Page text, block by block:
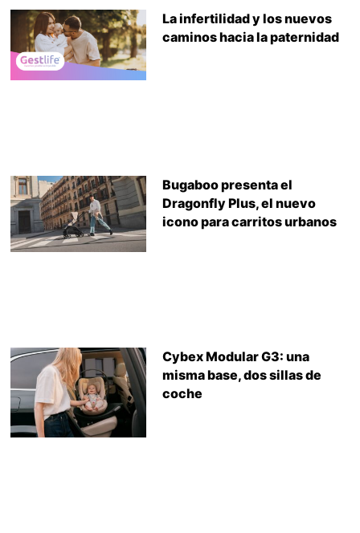
La infertilidad y los nuevos
caminos hacia la paternidad
Bugaboo presenta el
Dragonfly Plus, el nuevo
icono para carritos urbanos
Cybex Modular G3: una
misma base, dos sillas de
coche